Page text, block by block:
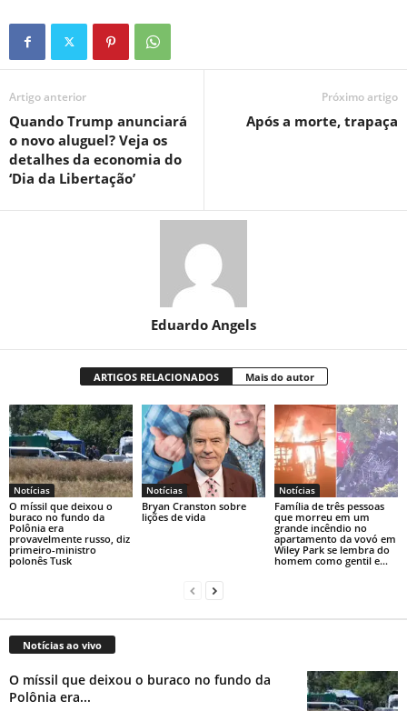
Artigo anterior
Quando Trump anunciará
o novo aluguel? Veja os
detalhes da economia do
‘Dia da Libertação’
Próximo artigo
Após a morte, trapaça
Eduardo Angels
ARTIGOS RELACIONADOS Mais do autor
Notícias
O míssil que deixou o
buraco no fundo da
Polônia era
provavelmente russo, diz
primeiro-ministro
polonês Tusk
Notícias
Bryan Cranston sobre
lições de vida
Notícias
Família de três pessoas
que morreu em um
grande incêndio no
apartamento da vovó em
Wiley Park se lembra do
homem como gentil e...
Notícias ao vivo
O míssil que deixou o buraco no fundo da
Polônia era...